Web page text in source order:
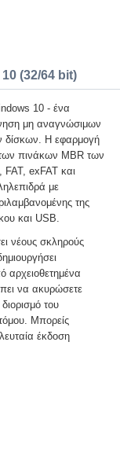
(32/64 bit)
10 - ένα
μη αναγνώσιμων
δίσκων. Η εφαρμογή
πινάκων MBR των
exFAT και
με
της
και USB.
νέους σκληρούς
αρχειοθετημένα
να ακυρώσετε
του
Μπορείς
έκδοση